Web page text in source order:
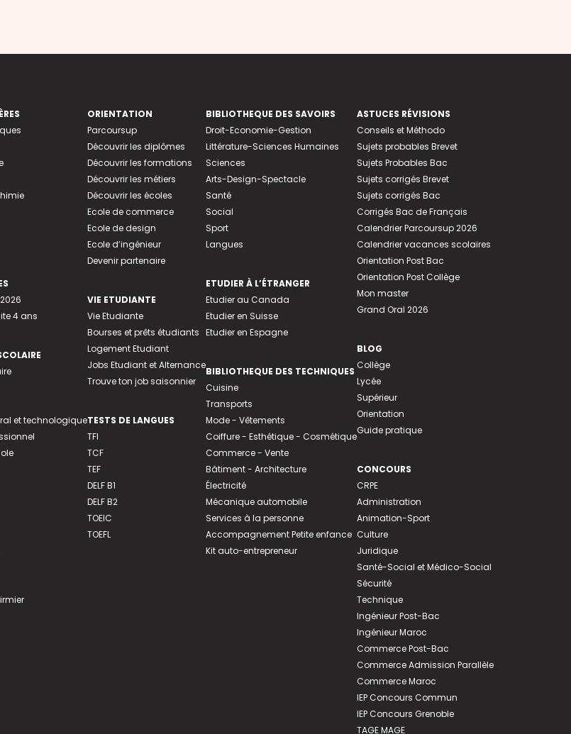
4 ans
et technologique
ORIENTATION
Parcoursup
Découvrir les diplômes
Découvrir les formations
Découvrir les métiers
Découvrir les écoles
Ecole de commerce
Ecole de design
Ecole d’ingénieur
Devenir partenaire
VIE ETUDIANTE
Vie Etudiante
Bourses et prêts étudiants
Logement Etudiant
Jobs Etudiant et Alternance
Trouve ton job saisonnier
TESTS DE LANGUES
TFI
TCF
TEF
DELF B1
DELF B2
TOEIC
TOEFL
BIBLIOTHEQUE DES SAVOIRS
Droit-Economie-Gestion
Littérature-Sciences Humaines
Sciences
Arts-Design-Spectacle
Santé
Social
Sport
Langues
ETUDIER À L’ÉTRANGER
Etudier au Canada
Etudier en Suisse
Etudier en Espagne
BIBLIOTHEQUE DES TECHNIQUES
Cuisine
Transports
Mode - Vêtements
Coiffure - Esthétique - Cosmétique
Commerce - Vente
Bâtiment - Architecture
Électricité
Mécanique automobile
Services à la personne
Accompagnement Petite enfance
Kit auto-entrepreneur
ASTUCES RÉVISIONS
Conseils et Méthodo
Sujets probables Brevet
Sujets Probables Bac
Sujets corrigés Brevet
Sujets corrigés Bac
Corrigés Bac de Français
Calendrier Parcoursup 2026
Calendrier vacances scolaires
Orientation Post Bac
Orientation Post Collège
Mon master
Grand Oral 2026
BLOG
Collège
Lycée
Supérieur
Orientation
Guide pratique
CONCOURS
CRPE
Administration
Animation-Sport
Culture
Juridique
Santé-Social et Médico-Social
Sécurité
Technique
Ingénieur Post-Bac
Ingénieur Maroc
Commerce Post-Bac
Commerce Admission Parallèle
Commerce Maroc
IEP Concours Commun
IEP Concours Grenoble
TAGE MAGE